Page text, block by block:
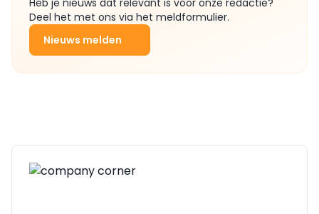
Deel het met ons via het meldformulier.
Nieuws melden